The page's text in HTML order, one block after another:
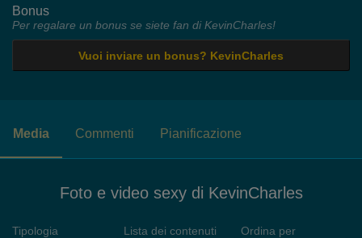
Bonus
Per regalare un bonus se siete fan di KevinCharles!
Vuoi inviare un bonus? KevinCharles
Media Commenti Pianificazione
Foto e video sexy di KevinCharles
Tipologia Lista dei contenuti Ordina per